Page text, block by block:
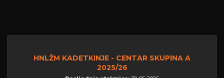
HNLŽM KADETKINJE - CENTAR SKUPINA A
2025/26